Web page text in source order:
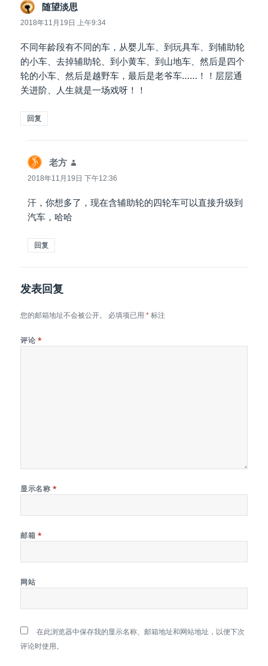
随望淡思
道：
2018年11月19日 上午9:34
不同年龄段有不同的车，从婴儿车、到玩具车、到辅助轮
的小车、去掉辅助轮、到小黄车、到山地车、然后是四个
轮的小车、然后是越野车，最后是老爷车……！！层层通
关进阶、人生就是一场戏呀！！
回复
老方
道：
2018年11月19日 下午12:36
汗，你想多了，现在含辅助轮的四轮车可以直接升级到
汽车，哈哈
回复
发表回复
您的邮箱地址不会被公开。 必填项已用* 标注
评论 *
显示名称 *
邮箱 *
网站
在此浏览器中保存我的显示名称、邮箱地址和网站地址，以便下次
评论时使用。